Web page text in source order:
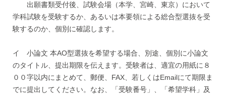
出願書類受付後、試験会場（本学、宮崎、東京）において
学科試験を受験するか、あるいは本要領による総合型選抜を受
験するのか、個別に確認します。
イ 小論文 本AO型選抜を希望する場合、別途、個別に小論文
のタイトル、提出期限を伝えます。受験者は、適宜の用紙に８
００字以内にまとめて、郵便、FAX、若しくはEmailにて期限ま
でに提出してください。なお、「受験番号」、「希望学科」及